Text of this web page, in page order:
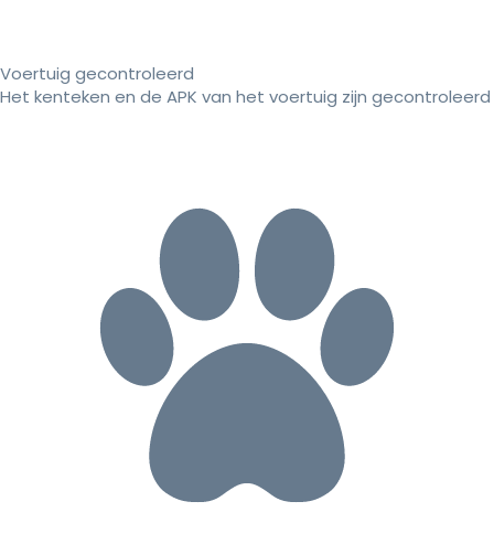
Voertuig gecontroleerd
Het kenteken en de APK van het voertuig zijn gecontroleerd